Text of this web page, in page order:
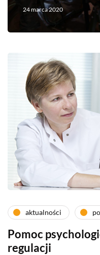
24 marca 2020
aktualności
Pomoc
regulacji